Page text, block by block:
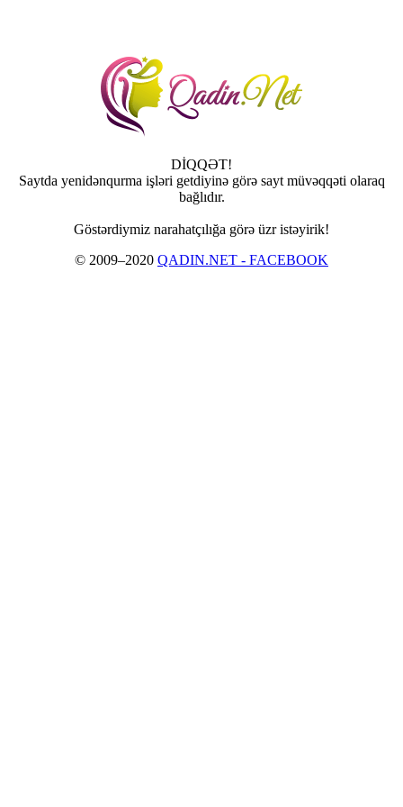
DİQQƏT!
Saytda yenidənqurma işləri getdiyinə görə sayt müvəqqəti olaraq
bağlıdır.
Göstərdiymiz narahatçılığa görə üzr istəyirik!
© 2009–2020 QADIN.NET - FACEBOOK